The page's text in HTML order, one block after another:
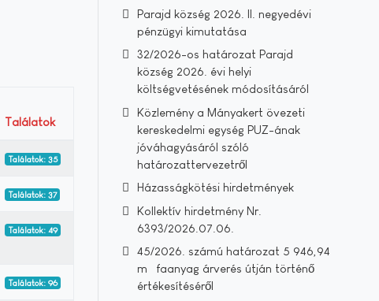
Találatok
Találatok: 35
Találatok: 37
Találatok: 49
Találatok: 96
Parajd község 2026. II. negyedévi
pénzügyi kimutatása
32/2026-os határozat Parajd
község 2026. évi helyi
költségvetésének módosításáról
Közlemény a Mányakert övezeti
kereskedelmi egység PUZ-ának
jóváhagyásáról szóló
határozattervezetről
Házasságkötési hirdetmények
Kollektív hirdetmény Nr.
6393/2026.07.06.
45/2026. számú határozat 5 946,94
m³ faanyag árverés útján történő
értékesítéséről